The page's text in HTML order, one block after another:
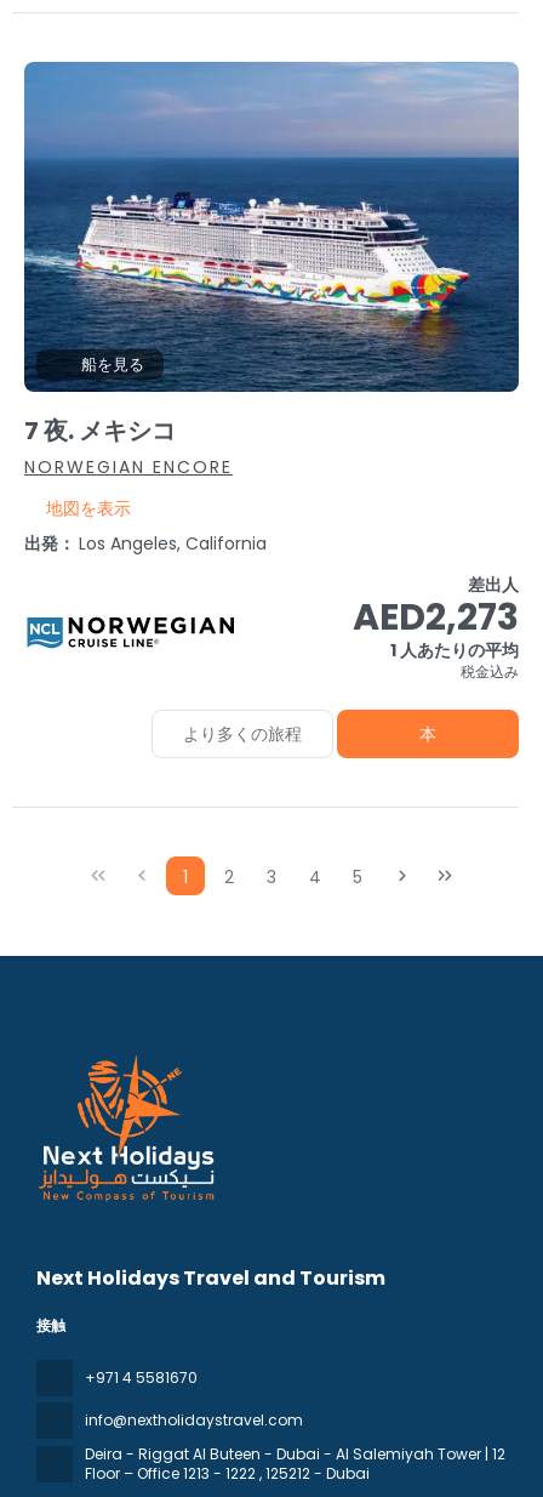
船を見る
7 夜. メキシコ
NORWEGIAN ENCORE
地図を表示
出発： Los Angeles, California
差出人
AED2,273
1 人あたりの平均
税金込み
より多くの旅程 本
1 2 3 4 5
Next Holidays Travel and Tourism
接触
+971 4 5581670
info@nextholidaystravel.com
Deira - Riggat Al Buteen - Dubai - Al Salemiyah Tower | 12
Floor – Office 1213 - 1222, 125212 - Dubai